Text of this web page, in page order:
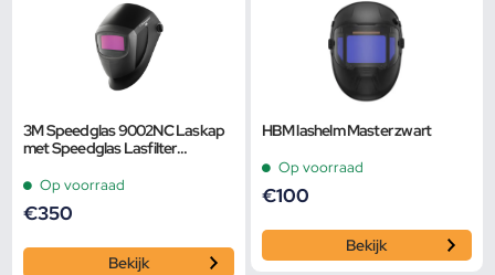
3M Speedglas 9002NC Laskap
met Speedglas Lasfilter
Op voorraad
€350
Bekijk
HBM lashelm Master zwart
Op voorraad
€100
Bekijk